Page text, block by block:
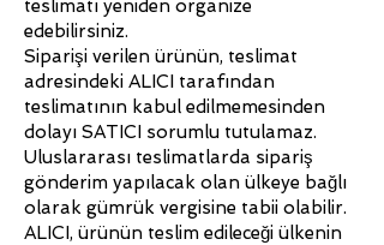
teslimatı yeniden organize
edebilirsiniz.
Siparişi verilen ürünün, teslimat
adresindeki ALICI tarafından
teslimatının kabul edilmemesinden
dolayı SATICI sorumlu tutulamaz.
Uluslararası teslimatlarda sipariş
gönderim yapılacak olan ülkeye bağlı
olarak gümrük vergisine tabii olabilir.
ALICI, ürünün teslim edileceği ülkenin